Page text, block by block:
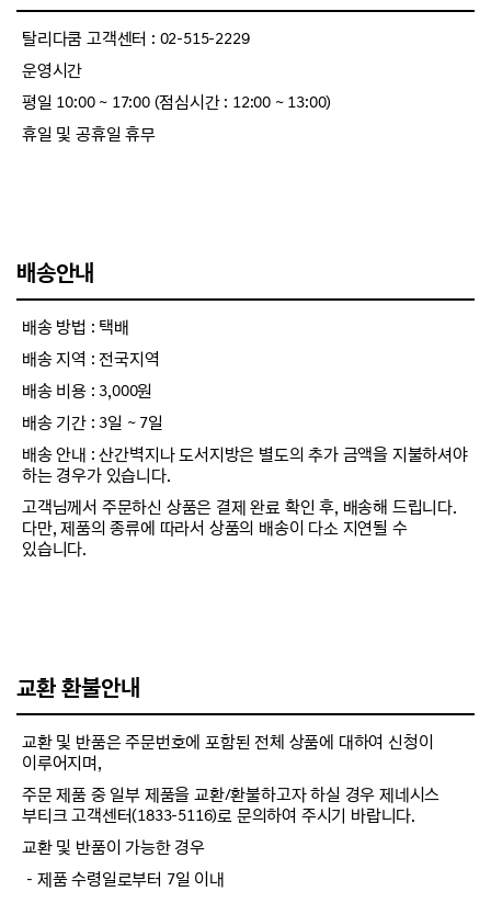
탈리다쿰 고객센터 : 02-515-2229
운영시간
평일 10:00 ~ 17:00 (점심시간 : 12:00 ~ 13:00)
휴일 및 공휴일 휴무
배송안내
배송 방법 : 택배
배송 지역 : 전국지역
배송 비용 : 3,000원
배송 기간 : 3일 ~ 7일
배송 안내 : 산간벽지나 도서지방은 별도의 추가 금액을 지불하셔야
하는 경우가 있습니다.
고객님께서 주문하신 상품은 결제 완료 확인 후, 배송해 드립니다.
다만, 제품의 종류에 따라서 상품의 배송이 다소 지연될 수
있습니다.
교환 환불안내
교환 및 반품은 주문번호에 포함된 전체 상품에 대하여 신청이
이루어지며,
주문 제품 중 일부 제품을 교환/환불하고자 하실 경우 제네시스
부티크 고객센터(1833-5116)로 문의하여 주시기 바랍니다.
교환 및 반품이 가능한 경우
－제품 수령일로부터 7일 이내